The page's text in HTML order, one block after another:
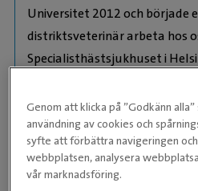
Universitet 2012 och började
distriktsveterinär arbeta hos
Specialisthästsjukhuset i
sjukdomar. Anna har ett stort
internmedicin och tog i
specialist-examen inom
Diplomate of the European
Genom att klicka på ”Godkänn
användning av cookies och
syfte att förbättra navigeringen
webbplatsen, analysera
vår marknadsföring.